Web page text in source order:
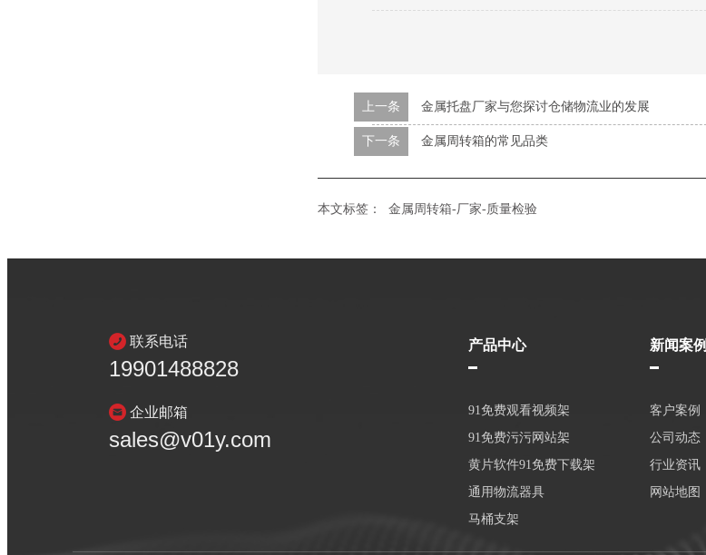
上一条 金属托盘厂家与您探讨仓储物流业的发展
下一条 金属周转箱的常见品类
本文标签： 金属周转箱-厂家-质量检验
联系电话
19901488828
企业邮箱
sales@v01y.com
产品中心
91免费观看视频架
91免费污污网站架
黄片软件91免费下载架
通用物流器具
马桶支架
新闻案例
客户案例
公司动态
行业资讯
网站地图